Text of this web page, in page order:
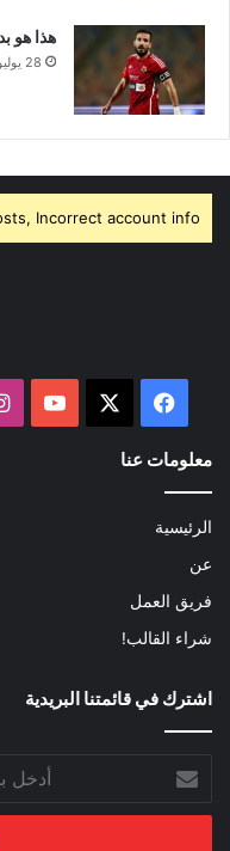
هذا هو
28 يوليو 2024
Incorrect account info.
فيسبوك
معلومات عنا
الرئيسية
عن
فريق العمل
شراء القالب!
اشترك في قائمتنا البريدية
بريدك
الإلكتروني